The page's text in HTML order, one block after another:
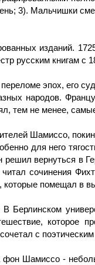
3). Мальчишки
изданий.
русским книгам с
эпох, его
народов.
тем не менее,
Шамиссо,
для него
вернуться в
сочинения
которые помещал в
которое
с
фон Шамиссо -